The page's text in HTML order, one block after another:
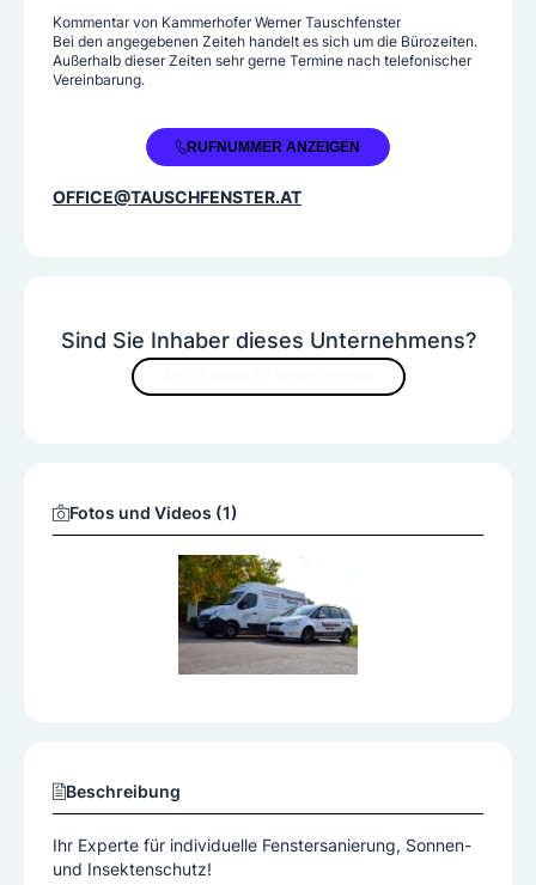
Weitere Angebote
Sonnenschutz
Sind Sie Inhaber dieses Unternehmens?
Fotos und Videos (1)
Beschreibung
Ihr Experte für individuelle Fenstersanierung, Sonnen-
und Insektenschutz!
Kommentar von Kammerhofer Werner Tauschfenster
Bei den angegebenen Zeiteh handelt es sich um die Bürozeiten.
Außerhalb dieser Zeiten sehr gerne Termine nach telefonischer
Vereinbarung.
+43 7252 38180RUFNUMMER ANZEIGEN
OFFICE@TAUSCHFENSTER.AT